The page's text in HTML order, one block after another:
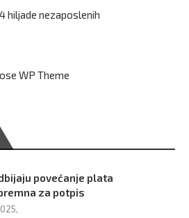
hiljade nezaposlenih
povećanje plata
za potpis